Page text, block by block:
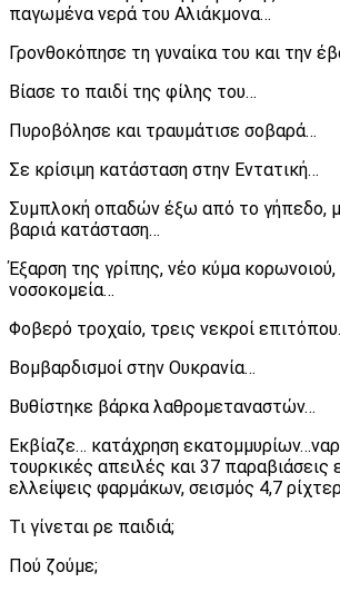
παγωμένα νερά του Αλιάκμονα…
Γρονθοκόπησε τη γυναίκα του και την
Βίασε το παιδί της φίλης του…
Πυροβόλησε και τραυμάτισε σοβαρά…
Σε κρίσιμη κατάσταση στην Εντατική…
Συμπλοκή οπαδών έξω από το γήπεδο,
βαριά κατάσταση…
Έξαρση της γρίπης, νέο κύμα
νοσοκομεία…
Φοβερό τροχαίο, τρεις νεκροί
Βομβαρδισμοί στην Ουκρανία…
Βυθίστηκε βάρκα λαθρομεταναστών…
Εκβίαζε… κατάχρηση
τουρκικές απειλές και 37 παραβιάσεις
ελλείψεις φαρμάκων, σεισμός 4,7
Τι γίνεται ρε παιδιά;
Πού ζούμε;